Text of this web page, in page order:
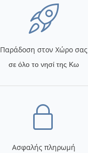
Παράδοση στον Χώρο σας
σε όλο το νησί της Κω
Ασφαλής πληρωμή